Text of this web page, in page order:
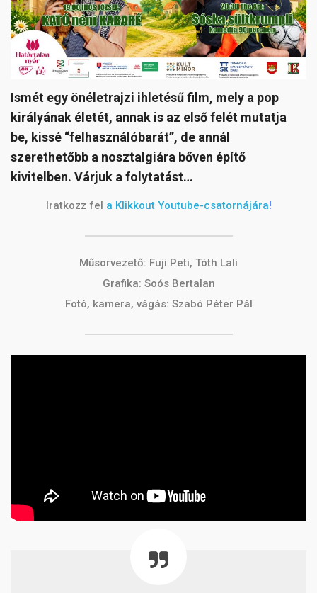
Ismét egy önéletrajzi ihletésű film, mely a pop
királyának életét, annak is az első felét mutatja
be, kissé “felhasználóbarát”, de annál
szerethetőbb a nosztalgiára bőven építő
kivitelben. Várjuk a folytatást…
Iratkozz fel a Klikkout Youtube-csatornájára!
Műsorvezető: Fuji Peti, Tóth Lali
Grafika: Soós Bertalan
Fotó, kamera, vágás: Szabó Péter Pál